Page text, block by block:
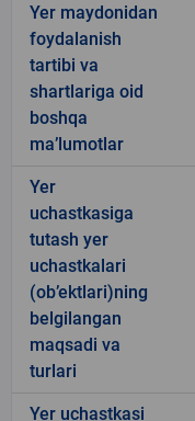
Yer maydonidan
foydalanish
tartibi va
shartlariga oid
boshqa
ma’lumotlar
Yer
uchastkasiga
tutash yer
uchastkalari
(ob’ektlari)ning
belgilangan
maqsadi va
turlari
Yer uchastkasi